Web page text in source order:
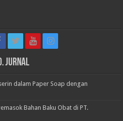
Jurnal
dalam Paper Soap dengan
Bahan Baku Obat di PT.